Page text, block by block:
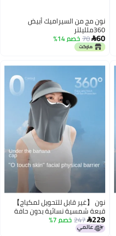
نون مج من السيراميك أبيض
360ملليلتر
60
70 خصم 14%
نون 【غير قابل للتحويل لمكياج】
قبعة شمسية نسائية بدون حافة
للحماية الكاملة مع واقي شمس
قابل للفصل مغناطيسي ومنفذ
229
247 خصم 7%